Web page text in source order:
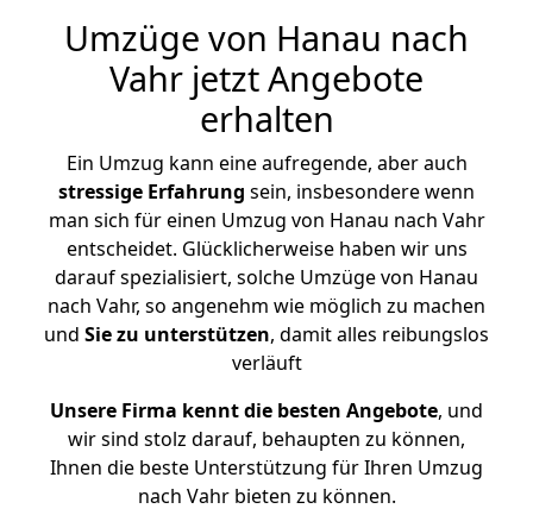
Umzüge von Hanau nach
Vahr jetzt Angebote
erhalten
Ein Umzug kann eine aufregende, aber auch
stressige Erfahrung sein, insbesondere wenn
man sich für einen Umzug von Hanau nach Vahr
entscheidet. Glücklicherweise haben wir uns
darauf spezialisiert, solche Umzüge von Hanau
nach Vahr, so angenehm wie möglich zu machen
und Sie zu unterstützen, damit alles reibungslos
verläuft
Unsere Firma kennt die besten Angebote, und
wir sind stolz darauf, behaupten zu können,
Ihnen die beste Unterstützung für Ihren Umzug
nach Vahr bieten zu können.